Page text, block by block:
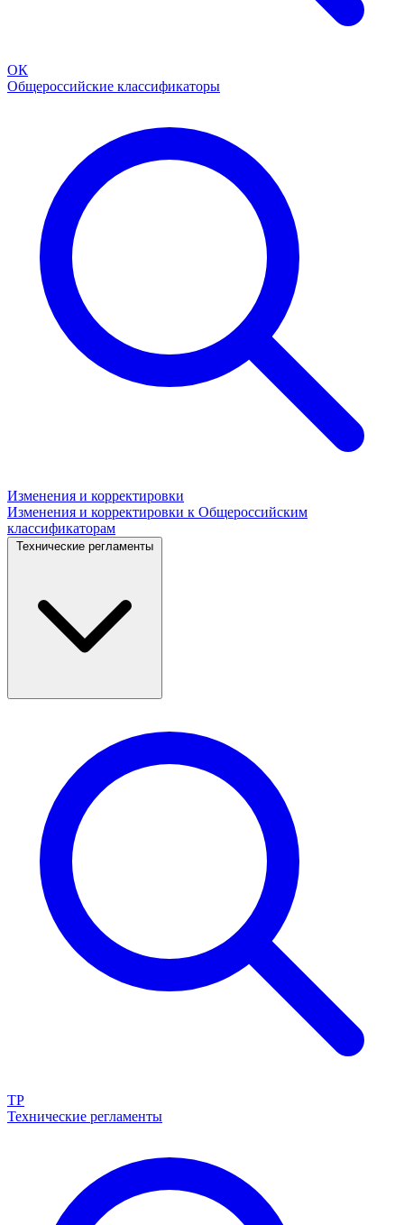
ОК
Общероссийские классификаторы
Изменения и корректировки
Изменения и корректировки к Общероссийским
классификаторам
Технические регламенты
ТР
Технические регламенты